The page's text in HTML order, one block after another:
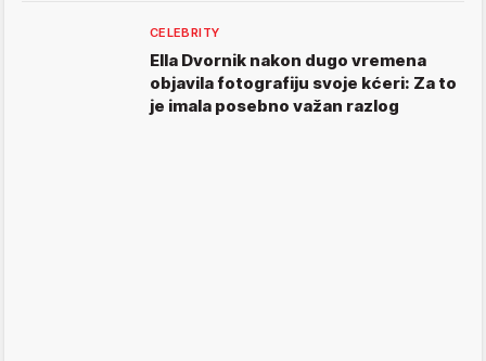
CELEBRITY
Ella Dvornik nakon dugo vremena
objavila fotografiju svoje kćeri: Za to
je imala posebno važan razlog